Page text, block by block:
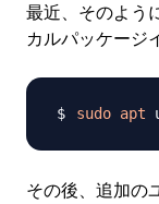
最近、そのよう
カルパッケージ
sudo apt
その後、追加の